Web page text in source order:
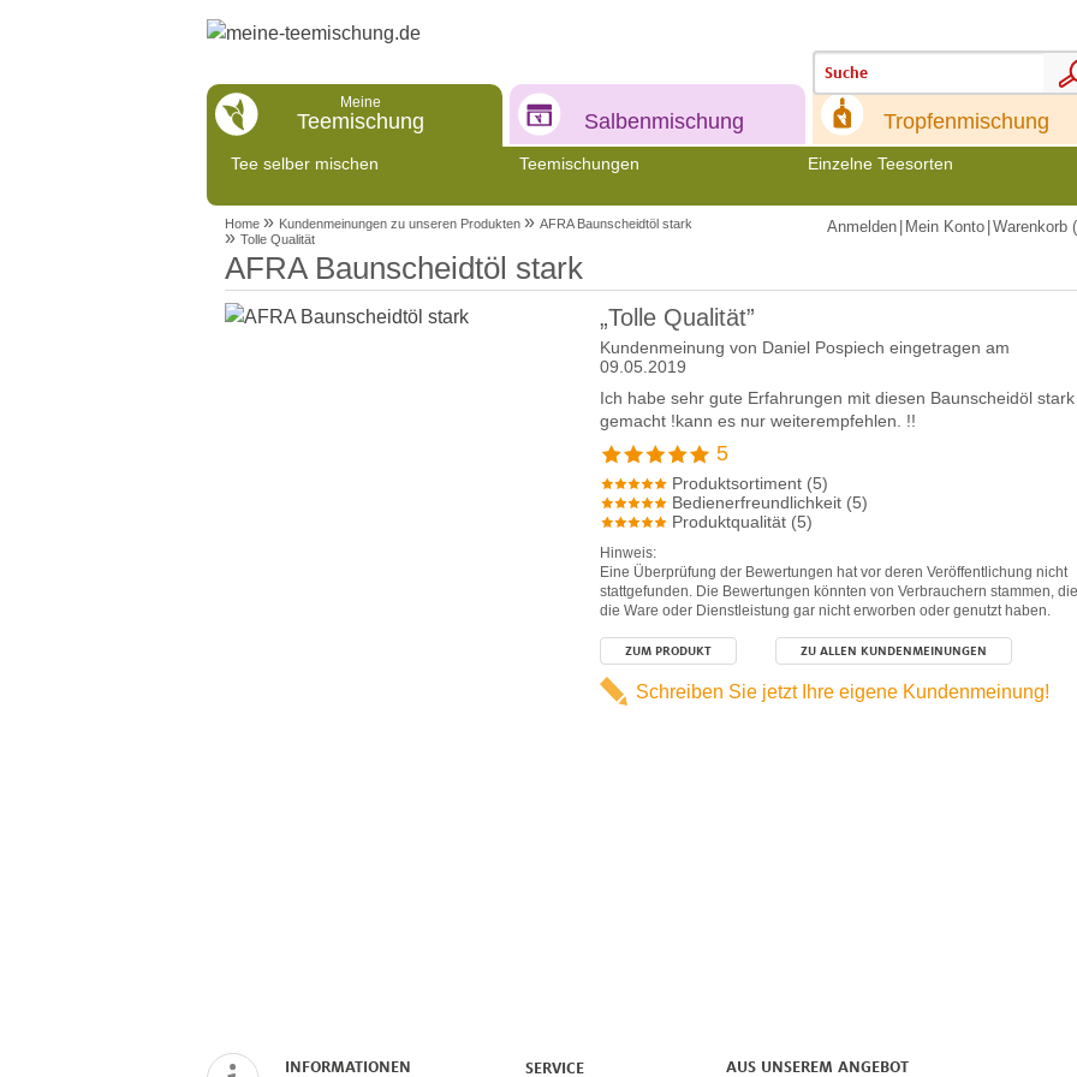
Meine
Teemischung
Tee selber mischen Teemischungen Einzelne Teesorten
Salbenmischung Tropfenmischung
Home » Kundenmeinungen zu unseren Produkten » AFRA Baunscheidtöl stark
» Tolle Qualität
Warenkorb
Mein Konto
Anmelden
AFRA Baunscheidtöl stark
„Tolle Qualität”
Kundenmeinung von Daniel Pospiech eingetragen am
09.05.2019
Ich habe sehr gute Erfahrungen mit diesen Baunscheidöl stark
gemacht !kann es nur weiterempfehlen. !!
5
Produktsortiment (5)
Bedienerfreundlichkeit (5)
Produktqualität (5)
Hinweis:
Eine Überprüfung der Bewertungen hat vor deren Veröffentlichung nicht
stattgefunden. Die Bewertungen könnten von Verbrauchern stammen, die
die Ware oder Dienstleistung gar nicht erworben oder genutzt haben.
ZUM PRODUKT ZU ALLEN KUNDENMEINUNGEN
Schreiben Sie jetzt Ihre eigene Kundenmeinung!
INFORMATIONEN SERVICE AUS UNSEREM ANGEBOT